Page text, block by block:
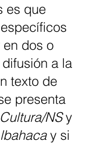
es que
dos o
a la
texto de
presenta
NSy
y si